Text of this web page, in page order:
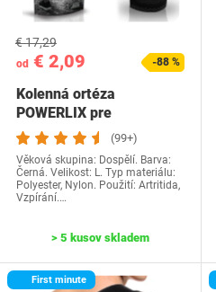
od € 2,09
€ 17,29
-88 %
Kolenná ortéza
POWERLIX pre
ženy/muža, kompresná
podpora…
(99+)
Věková skupina: Dospělí. Barva:
Černá. Velikost: L. Typ materiálu:
Polyester, Nylon. Použití: Artritida,
Vzpírání.…
> 5 kusov skladem
First minute